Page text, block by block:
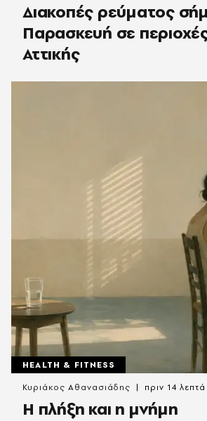
Διακοπές ρεύματος
Παρασκευή σε
Αττικής
HEALTH & FITNESS
Η πλήξη και η μνήμη
Κυριάκος Αθανασιάδης πριν 14 λεπτά